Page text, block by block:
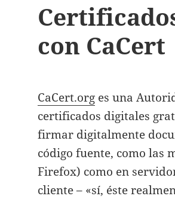
con CaCert
CaCert.org es una
certificados digitales
firmar digitalmente
código fuente, como las
Firefox) como en
cliente – «sí, éste